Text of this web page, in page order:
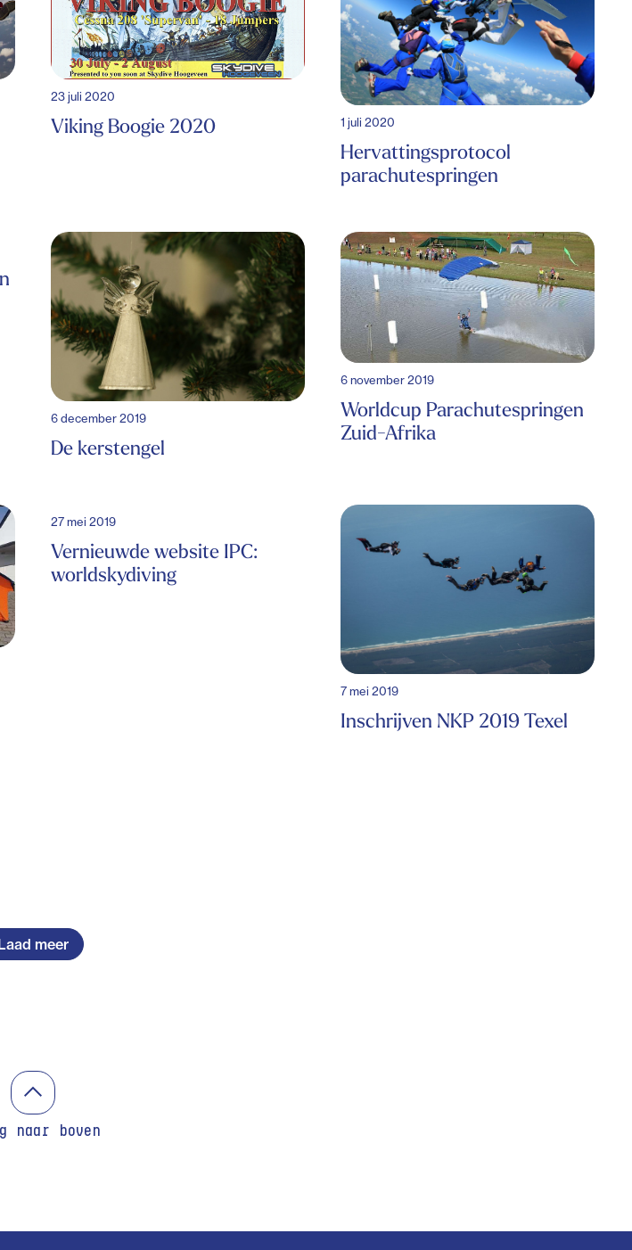
23 juli 2020
Viking Boogie 2020 1 juli 2020
Hervattingsprotocol
parachutespringen
6 december 2019
De kerstengel
6 november 2019
Worldcup Parachutespringen
Zuid-Afrika
27 mei 2019
Vernieuwde website IPC:
worldskydiving
7 mei 2019
Inschrijven NKP 2019 Texel
meer
naar boven